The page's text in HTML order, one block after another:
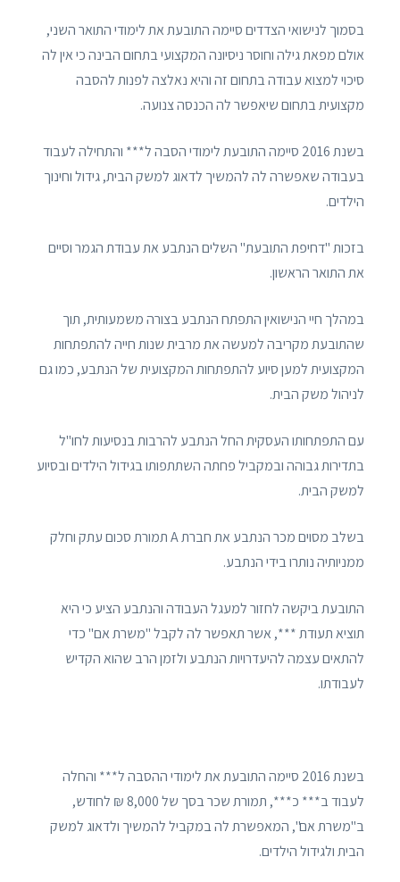
בסמוך לנישואי הצדדים סיימה התובעת את לימודי התואר השני,
אולם מפאת גילה וחוסר ניסיונה המקצועי בתחום הבינה כי אין לה
סיכוי למצוא עבודה בתחום זה והיא נאלצה לפנות להסבה
מקצועית בתחום שיאפשר לה הכנסה צנועה.
בשנת 2016 סיימה התובעת לימודי הסבה ל*** והתחילה לעבוד
בעבודה שאפשרה לה להמשיך לדאוג למשק הבית, גידול וחינוך
הילדים.
בזכות "דחיפת התובעת" השלים הנתבע את עבודת הגמר וסיים
את התואר הראשון.
במהלך חיי הנישואין התפתח הנתבע בצורה משמעותית, תוך
שהתובעת מקריבה למעשה את מרבית שנות חייה להתפתחות
המקצועית למען סיוע להתפתחות המקצועית של הנתבע, כמו גם
לניהול משק הבית.
עם התפתחותו העסקית החל הנתבע להרבות בנסיעות לחו"ל
בתדירות גבוהה ובמקביל פחתה השתתפותו בגידול הילדים ובסיוע
למשק הבית.
בשלב מסוים מכר הנתבע את חברת A תמורת סכום עתק וחלק
ממניותיה נותרו בידי הנתבע.
התובעת ביקשה לחזור למעגל העבודה והנתבע הציע כי היא
תוציא תעודת ***, אשר תאפשר לה לקבל "משרת אם" כדי
להתאים עצמה להיעדרויות הנתבע ולזמן הרב שהוא הקדיש
לעבודתו.
בשנת 2016 סיימה התובעת את לימודי ההסבה ל*** והחלה
לעבוד ב*** כ***, תמורת שכר בסך של 8,000 ₪ לחודש,
ב"משרת אם", המאפשרת לה במקביל להמשיך ולדאוג למשק
הבית ולגידול הילדים.